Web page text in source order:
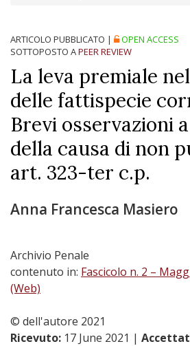
ARTICOLO PUBBLICATO |
OPEN ACCESS
SOTTOPOSTO APEER REVIEW
La leva premiale
delle fattispecie
Brevi osservazioni
della causa di non
art. 323-ter c.p.
Anna Francesca Masiero
Archivio Penale
contenuto in: Fascicolo n. 2 –
(Web)
© dell'autore 2021
Ricevuto: 17 June 2021 |